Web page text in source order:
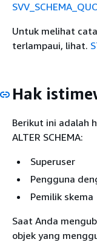
Untuk melihat
terlampaui, lihat.
Hak
Berikut ini adalah
ALTER SCHEMA:
Superuser
Pengguna
Pemilik skema
Saat Anda
objek yang